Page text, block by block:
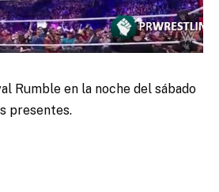
Rumble en la noche del sábado
presentes.